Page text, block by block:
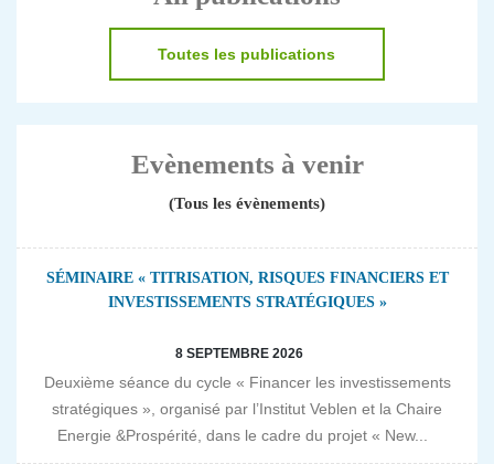
Toutes les publications
Evènements à venir
(Tous les évènements)
SÉMINAIRE « TITRISATION, RISQUES FINANCIERS ET
INVESTISSEMENTS STRATÉGIQUES »
8 SEPTEMBRE 2026
Deuxième séance du cycle « Financer les investissements
stratégiques », organisé par l’Institut Veblen et la Chaire
Energie &Prospérité, dans le cadre du projet « New...